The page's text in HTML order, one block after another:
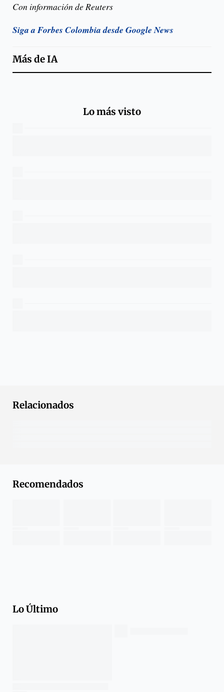
Con información de Reuters
Siga a Forbes Colombia desde Google News
Más deIA
Lo más visto
Relacionados
Recomendados
Lo Último